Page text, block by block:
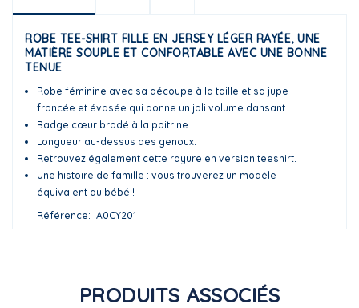
ROBE TEE-SHIRT FILLE EN JERSEY LÉGER RAYÉE, UNE
MATIÈRE SOUPLE ET CONFORTABLE AVEC UNE BONNE
TENUE
Robe féminine avec sa découpe à la taille et sa jupe
froncée et évasée qui donne un joli volume dansant.
Badge cœur brodé à la poitrine.
Longueur au-dessus des genoux.
Retrouvez également cette rayure en version teeshirt.
Une histoire de famille : vous trouverez un modèle
équivalent au bébé !
Référence
A0CY201
PRODUITS ASSOCIÉS